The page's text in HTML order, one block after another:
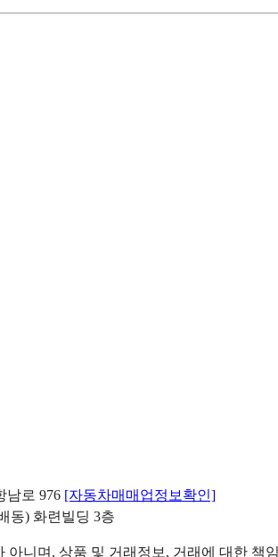
남로 976 [자동차매매업정보확인]
동) 화련빌딩 3층
니며, 상품 및 거래정보, 거래에 대한 책